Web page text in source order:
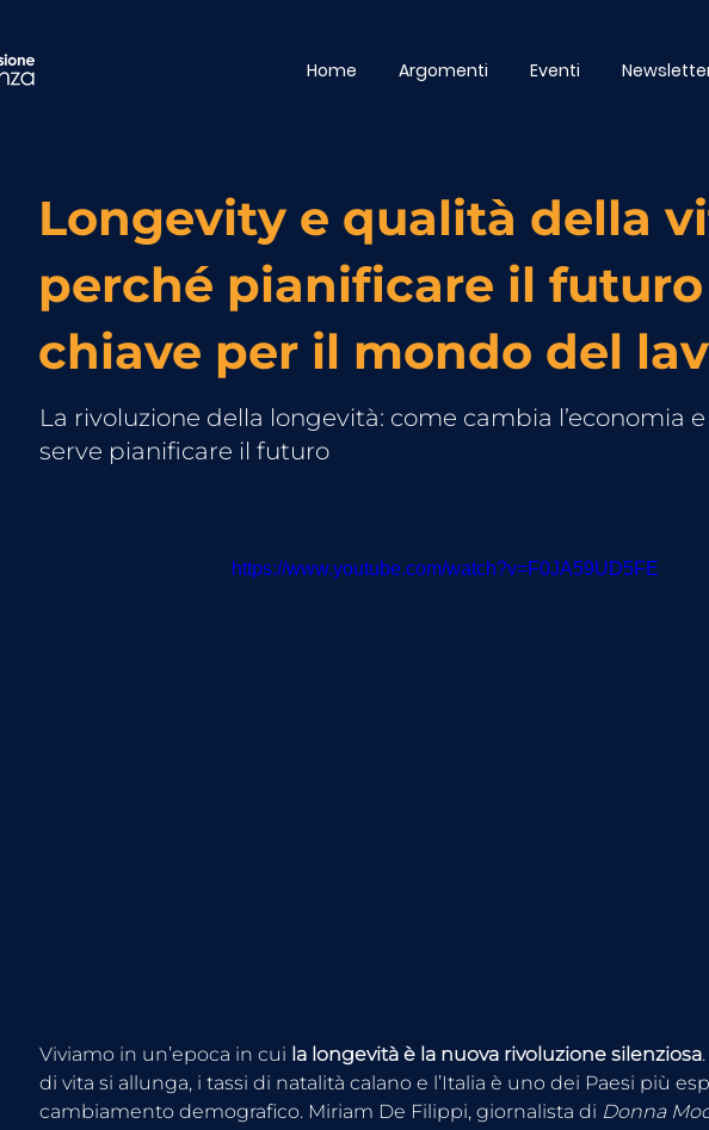
Home Argomenti Eventi
Longevity e qualità della
perché pianificare il futuro
chiave per il mondo del
La rivoluzione della longevità: come cambia l’economia
serve pianificare il futuro
https://www.youtube.com/watch?v=F0JA59UD5FE
Viviamo in un’epoca in cui la longevità è la nuova rivoluzione silenziosa
di vita si allunga, i tassi di natalità calano e l’Italia è uno dei Paesi più
cambiamento demografico. Miriam De Filippi, giornalista di Donna